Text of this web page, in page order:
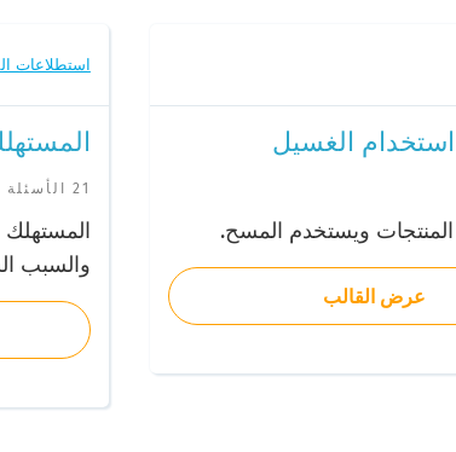
الغسيل
ويستخدم المسح.
عرض القالب
استطلاعات
21 الأسئلة
المستهلك
والسبب